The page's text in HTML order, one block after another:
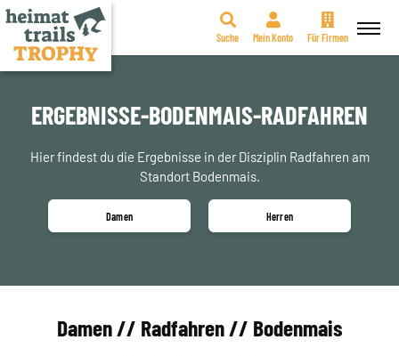
Zum
springen
Suche Mein Konto Für Firmen
ERGEBNISSE-BODENMAIS-RADFAHREN
Hier findest du die Ergebnisse in der Disziplin Radfahren am
Standort Bodenmais.
Damen Herren
Damen // Radfahren // Bodenmais